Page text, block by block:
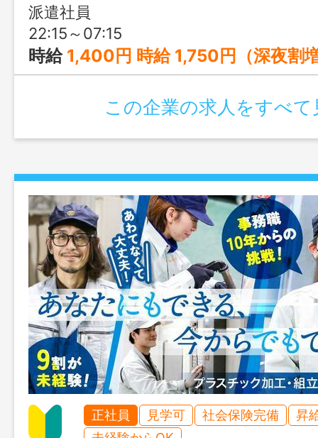
派遣社員
22:15～07:15
時給 1,400円 時給 1,750円（深夜割
この企業の求人をすべて
正社員 見学可 社会保険完備
昇